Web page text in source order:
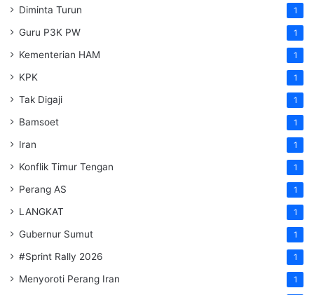
Diminta Turun 1
Guru P3K PW 1
Kementerian HAM 1
KPK 1
Tak Digaji 1
Bamsoet 1
Iran 1
Konflik Timur Tengan 1
Perang AS 1
LANGKAT 1
Gubernur Sumut 1
#Sprint Rally 2026 1
Menyoroti Perang Iran 1